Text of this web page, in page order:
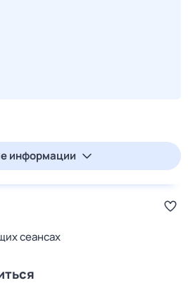
информации
сеансах